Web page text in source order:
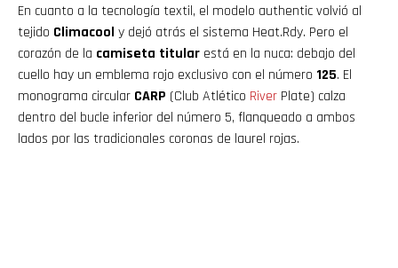
En cuanto a la tecnología textil, el modelo authentic volvió al
tejido Climacool y dejó atrás el sistema Heat.Rdy. Pero el
corazón de la camiseta titular está en la nuca: debajo del
cuello hay un emblema rojo exclusivo con el número 125. El
monograma circular CARP (Club Atlético River Plate) calza
dentro del bucle inferior del número 5, flanqueado a ambos
lados por las tradicionales coronas de laurel rojas.